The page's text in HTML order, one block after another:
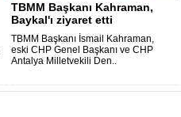
TBMM Başkanı Kahraman,
Baykal'ı ziyaret etti
TBMM Başkanı İsmail Kahraman,
eski CHP Genel Başkanı ve CHP
Antalya Milletvekili Den..